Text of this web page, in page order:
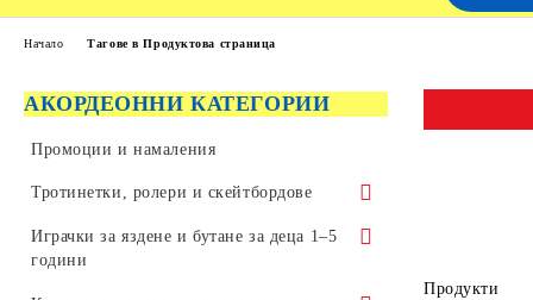
АКОРДЕОННИ КАТЕГОРИИ
Промоции и намаления
Тротинетки, ролери и скейтбордове
Тротинетки за трикове и скачане
Играчки за яздене и бутане за деца 1–5
години
Начало Тагове в Продуктова страница
Продукти